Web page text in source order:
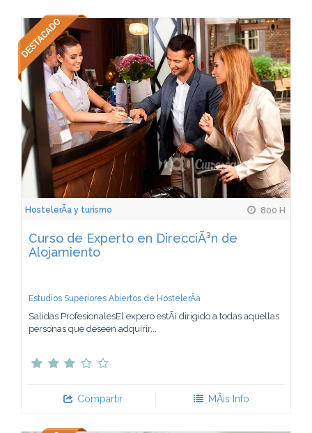
HostelerÃ­a y turismo 800 H
Curso de Experto en DirecciÃ³n de
Alojamiento
Estudios Superiores Abiertos de HostelerÃ­a
Salidas ProfesionalesEl expero estÃ¡ dirigido a todas aquellas
personas que deseen adquirir...
Compartir MÃ¡s Info